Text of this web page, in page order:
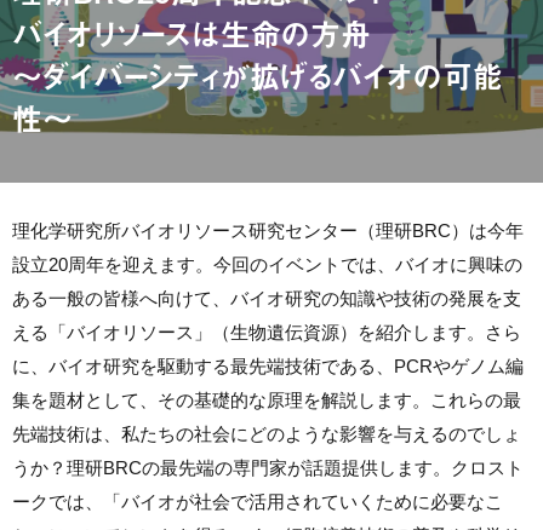
バイオリソースは生命の方舟
〜ダイバーシティが拡げるバイオの可能
性〜
理化学研究所バイオリソース研究センター（理研BRC）は今年
設立20周年を迎えます。今回のイベントでは、バイオに興味の
ある一般の皆様へ向けて、バイオ研究の知識や技術の発展を支
える「バイオリソース」（生物遺伝資源）を紹介します。さら
に、バイオ研究を駆動する最先端技術である、PCRやゲノム編
集を題材として、その基礎的な原理を解説します。これらの最
先端技術は、私たちの社会にどのような影響を与えるのでしょ
うか？理研BRCの最先端の専門家が話題提供します。クロスト
ークでは、「バイオが社会で活用されていくために必要なこ